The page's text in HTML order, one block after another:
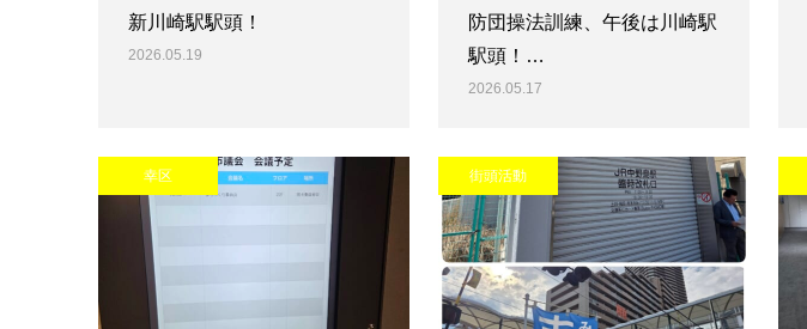
新川崎駅駅頭！
2026.05.19
防団操法訓練、午後は川崎駅
駅頭！…
2026.05.17
幸区 街頭活動